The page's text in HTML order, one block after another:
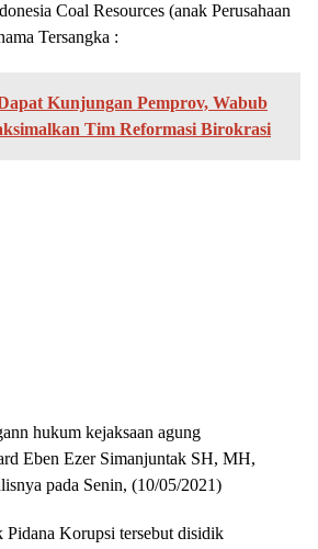
Coal Resources (anak Perusahaan
Tersangka :
Kunjungan Pemprov, Wabub
Tim Reformasi Birokrasi
hukum kejaksaan agung
Eben Ezer Simanjuntak SH, MH,
pada Senin, (10/05/2021)
Pidana Korupsi tersebut disidik